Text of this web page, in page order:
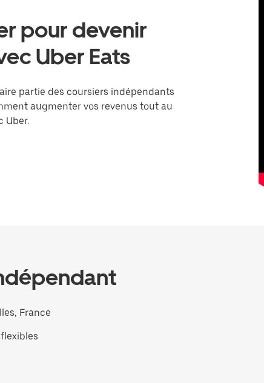
pour devenir
Uber Eats
partie des coursiers indépendants
augmenter vos revenus tout au
Uber.
France